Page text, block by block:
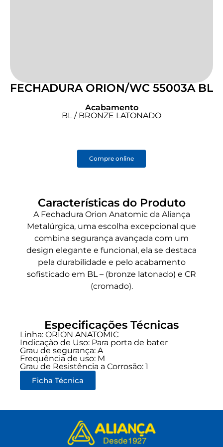
FECHADURA ORION/WC 55003A BL
Acabamento
BL / BRONZE LATONADO
Compre online
Características do Produto
A Fechadura Orion Anatomic da Aliança
Metalúrgica, uma escolha excepcional que
combina segurança avançada com um
design elegante e funcional, ela se destaca
pela durabilidade e pelo acabamento
sofisticado em BL – (bronze latonado) e CR
(cromado).
Especificações Técnicas
Linha: ORION ANATOMIC
Indicação de Uso: Para porta de bater
Grau de segurança: A
Frequência de uso: M
Grau de Resistência a Corrosão: 1
Ficha Técnica